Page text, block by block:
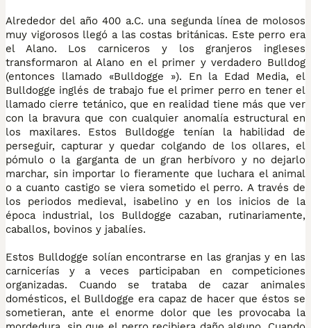
Alrededor del año 400 a.C. una segunda línea de molosos
muy vigorosos llegó a las costas británicas. Este perro era
el Alano. Los carniceros y los granjeros ingleses
transformaron al Alano en el primer y verdadero Bulldog
(entonces llamado «Bulldogge »). En la Edad Media, el
Bulldogge inglés de trabajo fue el primer perro en tener el
llamado cierre tetánico, que en realidad tiene más que ver
con la bravura que con cualquier anomalía estructural en
los maxilares. Estos Bulldogge tenían la habilidad de
perseguir, capturar y quedar colgando de los ollares, el
pómulo o la garganta de un gran herbívoro y no dejarlo
marchar, sin importar lo fieramente que luchara el animal
o a cuanto castigo se viera sometido el perro. A través de
los periodos medieval, isabelino y en los inicios de la
época industrial, los Bulldogge cazaban, rutinariamente,
caballos, bovinos y jabalíes.
Estos Bulldogge solían encontrarse en las granjas y en las
carnicerías y a veces participaban en competiciones
organizadas. Cuando se trataba de cazar animales
domésticos, el Bulldogge era capaz de hacer que éstos se
sometieran, ante el enorme dolor que les provocaba la